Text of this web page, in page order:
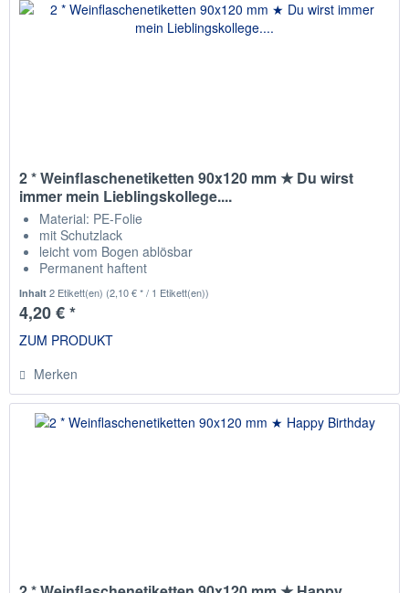
2 * Weinflaschenetiketten 90x120 mm ★ Du wirst
immer mein Lieblingskollege....
Material: PE-Folie
mit Schutzlack
leicht vom Bogen ablösbar
Permanent haftent
Inhalt2 Etikett(en) (2,10 € * / 1 Etikett(en))
4,20 € *
ZUM PRODUKT
Merken